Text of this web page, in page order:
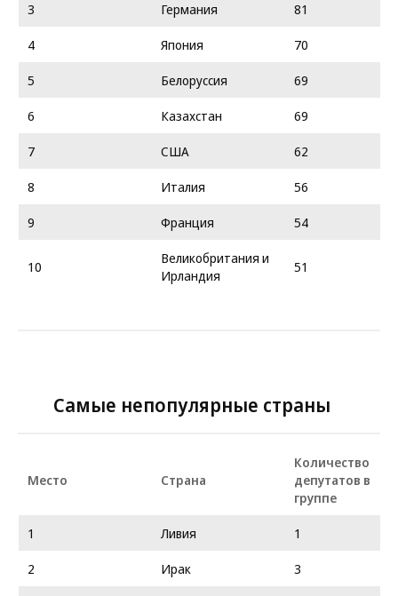
3
Германия
81
4
Япония
70
5
Белоруссия
69
6
Казахстан
69
7
США
62
8
Италия
56
9
Франция 54
10
Великобритания и
Ирландия
51
Самые непопулярные страны
Место Страна
Количество
депутатов в
группе
1
Ливия
1
2
Ирак
3